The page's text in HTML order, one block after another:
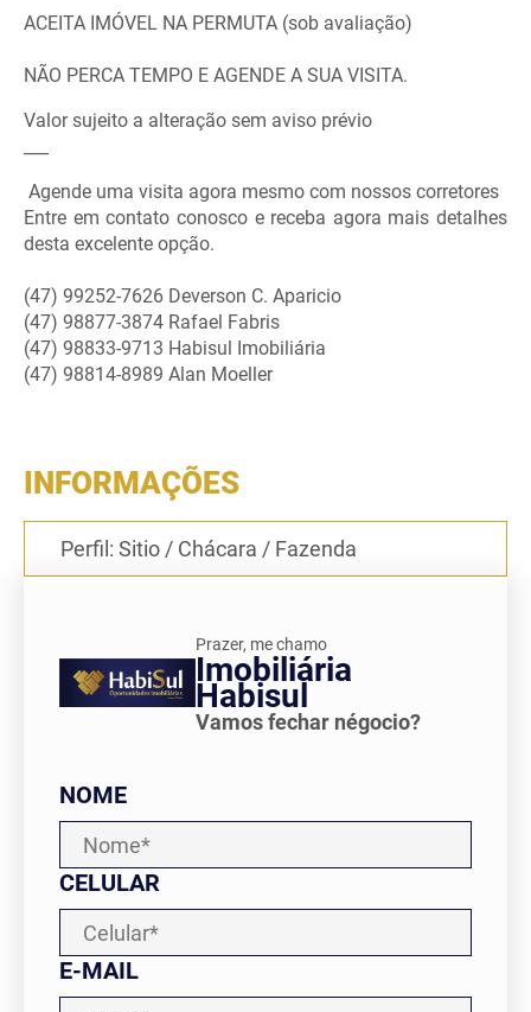
Home
Alugar
Sobre nós
ACEITA IMÓVEL NA PERMUTA (sob avaliação)
NÃO PERCA TEMPO E AGENDE A SUA VISITA.
Valor sujeito a alteração sem aviso prévio
Agende uma visita agora mesmo com nossos corretores
Entre em contato conosco e receba agora mais detalhes
desta excelente opção.
(47) 99252-7626 Deverson C. Aparicio
(47) 98877-3874 Rafael Fabris
(47) 98833-9713 Habisul Imobiliária
(47) 98814-8989 Alan Moeller
INFORMAÇÕES
Perfil: Sitio / Chácara / Fazenda
Prazer, me chamo
Imobiliária
Habisul
Vamos fechar négocio?
NOME
CELULAR
E-MAIL